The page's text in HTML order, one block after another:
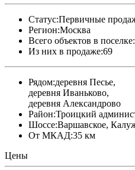
Статус:Первичные
Регион:Москва
Всего объектов в поселке:
Из них в продаже:69
Рядом:деревня Песье,
деревня Иваньково,
деревня Александрово
Район:Троицкий
Шоссе:Варшавское,
От МКАД:35 км
Цены